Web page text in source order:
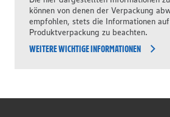
können von denen der Verpackung
empfohlen, stets die Informationen
Produktverpackung zu beachten.
WEITERE WICHTIGE INFORMATIONEN